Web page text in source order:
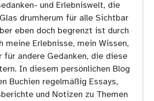
und Erlebniswelt, die
drumherum für alle Sichtbar
eben doch begrenzt ist durch
meine Erlebnisse, mein Wissen,
für andere Gedanken, die diese
In diesem persönlichen Blog
Buchien regelmäßig Essays,
und Notizen zu Themen